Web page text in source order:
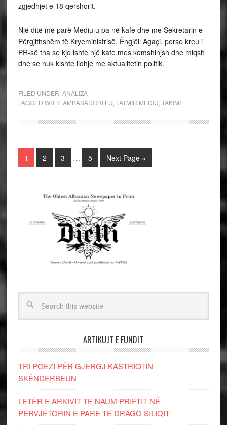
zgjedhjet e 18 qershorit.
Një ditë më parë Mediu u pa në kafe dhe me Sekretarin e
Përgjithshëm të Kryeministrisë, Ëngjëll Agaçi, porse kreu i
PR-së tha se kjo ishte një kafe mes komshinjsh dhe miqsh
dhe se nuk kishte lidhje me aktualitetin politik.
FILED UNDER:ANALIZA
TAGGED WITH:AMBASADORI LU FATMIR MEDIU TAKIMI
1 2 3 … 5 Next Page »
ARTIKUJT E FUNDIT
TRI POEZI PËR GJERGJ KASTRIOTIN-
SKËNDERBEUN
LETËR E ARKIVIT TE NAUM PRIFTIT NË
PERVJETORIN E PARE TE DRAGO SILIQIT